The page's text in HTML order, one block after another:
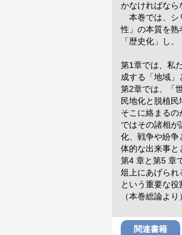
かなければなら
本巻では、シ
性」の本質を熟
「歴史化」し
第1章では、私
成する「地域」
第2章では、「
民地化と脱植民
そこに絡まる
ではその諸相
化、戦争や紛争
体的な出来事と
第4 章と第5 章
俎上にあげられ
という重要な役
（本巻総論より）
関連書籍